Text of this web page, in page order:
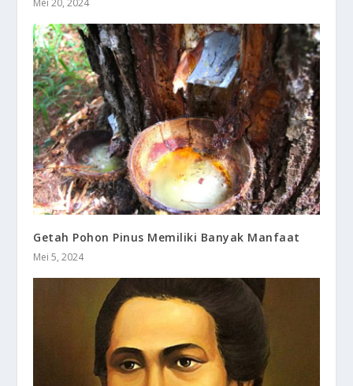
Getah Pohon Pinus Memiliki Banyak Manfaat
Mei 5, 2024